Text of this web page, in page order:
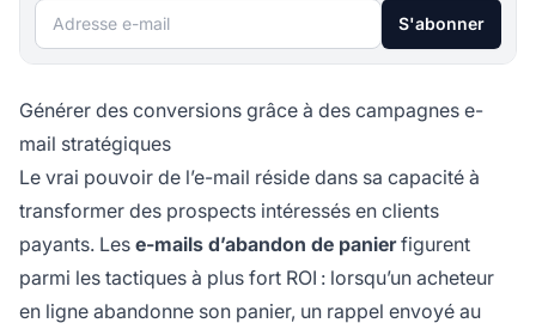
Adresse e-mail S'abonner
Générer des conversions grâce à des campagnes e-
mail stratégiques
Le vrai pouvoir de l’e-mail réside dans sa capacité à
transformer des prospects intéressés en clients
payants. Les e-mails d’abandon de panierfigurent
parmi les tactiques à plus fort ROI : lorsqu’un acheteur
en ligne abandonne son panier, un rappel envoyé au